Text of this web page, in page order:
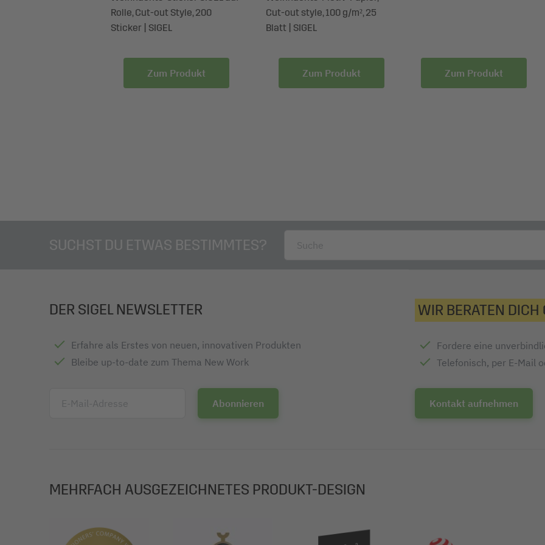
Rolle, Cut-out Style, 200
Sticker | SIGEL
Zum Produkt
Cut-out style, 100 g/m², 25
Blatt | SIGEL
Zum Produkt Zum Produkt
SUCHST DU ETWAS BESTIMMTES?
DER SIGEL NEWSLETTER
Erfahre als Erstes von neuen, innovativen Produkten
Bleibe up-to-date zum Thema New Work
E-Mail-Adresse
WIR BERATEN DICH
Fordere eine
Telefonisch, per E-Mail
Kontakt aufnehmen
MEHRFACH AUSGEZEICHNETES PRODUKT-DESIGN